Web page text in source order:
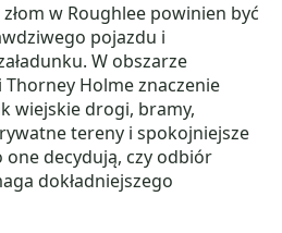
w Roughlee powinien być
pojazdu i
W obszarze
Thorney Holme znaczenie
wiejskie drogi, bramy,
tereny i spokojniejsze
one decydują, czy odbiór
dokładniejszego